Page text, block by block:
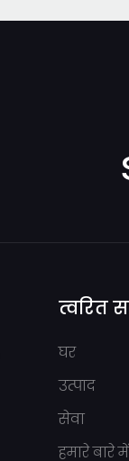
त्वरित
घर
उत्पाद
सेवा
हमारे बारे में